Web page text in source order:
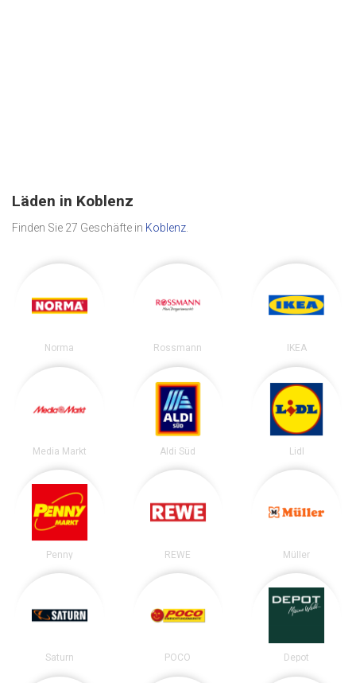
Läden in Koblenz
Finden Sie 27 Geschäfte in Koblenz
Norma Rossmann IKEA
Media Markt Aldi Süd Lidl
Penny REWE Müller
Saturn POCO Depot